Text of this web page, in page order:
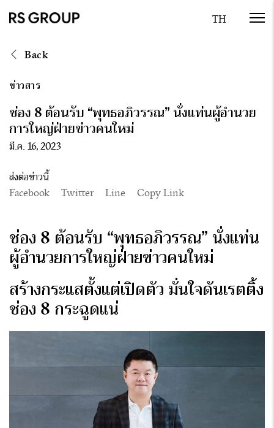
Back
ข่าวสาร
ช่อง 8 ต้อนรับ “พุทธอภิวรรณ” นั่งแท่นผู้อำนวย
การใหญ่ฝ่ายข่าวคนใหม่
มี.ค. 16, 2023
ส่งต่อข่าวนี้
Facebook
Twitter Line Copy Link
ช่อง 8 ต้อนรับ “พุทธอภิวรรณ” นั่งแท่น
ผู้อำนวยการใหญ่ฝ่ายข่าวคนใหม่
สร้างกระแสตั้งแต่เปิดตัว มั่นใจดันเรตติ้ง
ช่อง 8 กระฉูดแน่